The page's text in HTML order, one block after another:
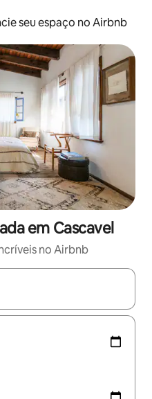
seu espaço no Airbnb
em Cascavel
no Airbnb
disponíveis, explore-os